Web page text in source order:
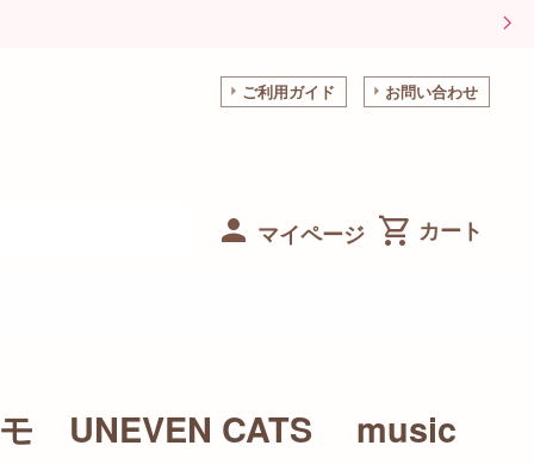
ご利用ガイド お問い合わせ
マイページ
モ UNEVEN CATS music